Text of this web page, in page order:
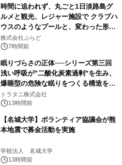
時間に追われず、丸ごと1日淡路島グ
ルメと観光、レジャー施設で クラブハ
ウスのようなプールと、変わった形の
サウナも 「THE BOXY AWAJI」のお
得な素泊まり連泊プランで
株式会社ぷらど
7時間前
眠りづらさの正体──シリーズ第三回
浅い呼吸が"二酸化炭素過剰"を生み、
爆睡型の危険な眠りをつくる構造を解
説
トラタニ株式会社
13時間前
【名城大学】ボランティア協議会が熊
本地震で募金活動を実施
学校法人 名城大学
13時間前